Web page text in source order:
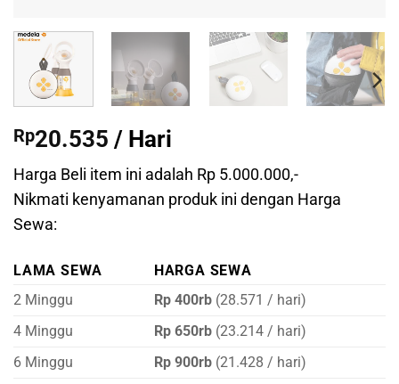
Rp20.535 / Hari
Harga Beli item ini adalah Rp 5.000.000,-
Nikmati kenyamanan produk ini dengan Harga
Sewa:
LAMA SEWA
HARGA SEWA
2 Minggu
Rp 400rb(28.571 / hari)
4 Minggu
Rp 650rb(23.214 / hari)
6 Minggu
Rp 900rb(21.428 / hari)